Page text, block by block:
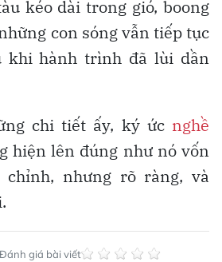
kéo dài trong gió, boong
con sóng vẫn tiếp tục
khi hành trình đã lùi dần
chi tiết ấy, ký ức nghề
hiện lên đúng như nó vốn
chỉnh, nhưng rõ ràng, và
Đánh giá bài viết